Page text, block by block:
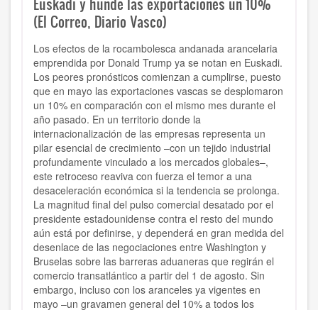
(El Correo, Diario Vasco)
Los efectos de la rocambolesca andanada arancelaria
emprendida por Donald Trump ya se notan en Euskadi.
Los peores pronósticos comienzan a cumplirse, puesto
que en mayo las exportaciones vascas se desplomaron
un 10% en comparación con el mismo mes durante el
año pasado. En un territorio donde la
internacionalización de las empresas representa un
pilar esencial de crecimiento –con un tejido industrial
profundamente vinculado a los mercados globales–,
este retroceso reaviva con fuerza el temor a una
desaceleración económica si la tendencia se prolonga.
La magnitud final del pulso comercial desatado por el
presidente estadounidense contra el resto del mundo
aún está por definirse, y dependerá en gran medida del
desenlace de las negociaciones entre Washington y
Bruselas sobre las barreras aduaneras que regirán el
comercio transatlántico a partir del 1 de agosto. Sin
embargo, incluso con los aranceles ya vigentes en
mayo –un gravamen general del 10% a todos los